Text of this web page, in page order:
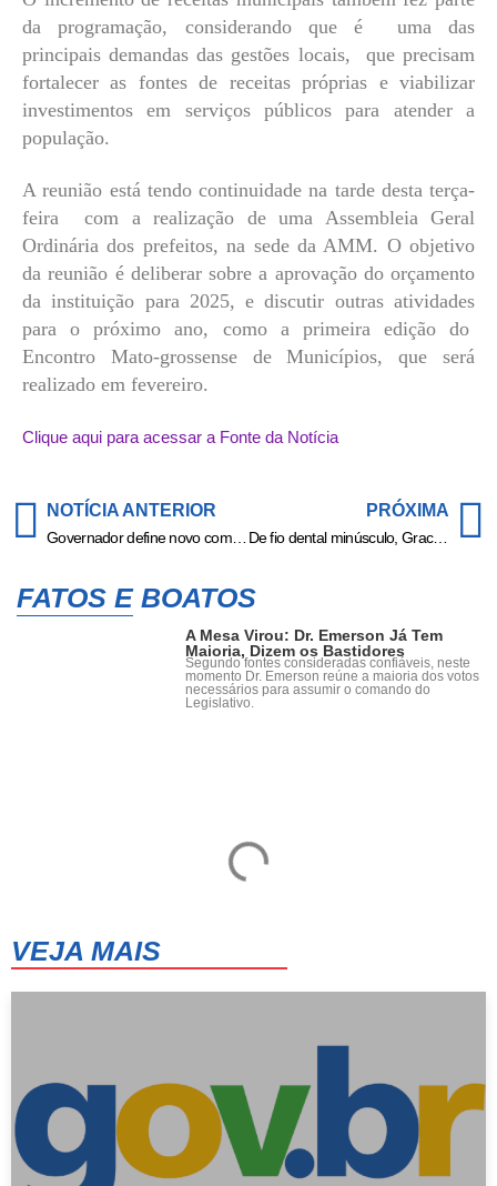
da programação, considerando que é uma das
principais demandas das gestões locais, que precisam
fortalecer as fontes de receitas próprias e viabilizar
investimentos em serviços públicos para atender a
população.
A reunião está tendo continuidade na tarde desta terça-
feira com a realização de uma Assembleia Geral
Ordinária dos prefeitos, na sede da AMM. O objetivo
da reunião é deliberar sobre a aprovação do orçamento
da instituição para 2025, e discutir outras atividades
para o próximo ano, como a primeira edição do
Encontro Mato-grossense de Municípios, que será
realizado em fevereiro.
Clique aqui para acessar a Fonte da Notícia
NOTÍCIA ANTERIOR
Governador define novo comandante-geral da Polícia Militar
PRÓXIMA
De fio dental minúsculo, Gracyanne Barbosa faz massagem relaxante: ‘Dia de SPA!’
FATOS E BOATOS
A Mesa Virou: Dr. Emerson Já Tem
Maioria, Dizem os Bastidores
Segundo fontes consideradas confiáveis, neste
momento Dr. Emerson reúne a maioria dos votos
necessários para assumir o comando do
Legislativo.
VEJA MAIS